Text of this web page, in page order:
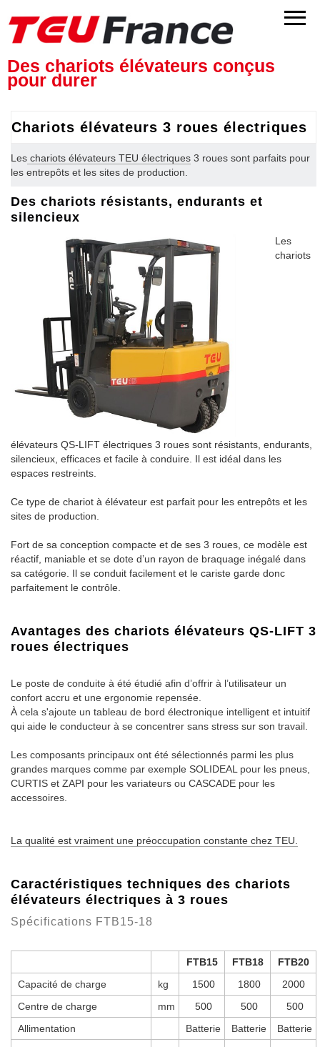
Des chariots élévateurs conçus
pour durer
Chariots élévateurs 3 roues électriques
Les chariots élévateurs TEU électriques 3 roues sont parfaits pour
les entrepôts et les sites de production.
Des chariots résistants, endurants et
silencieux
Les
chariots
élévateurs QS-LIFT électriques 3 roues sont résistants, endurants,
silencieux, efficaces et facile à conduire. Il est idéal dans les
espaces restreints.
Ce type de chariot à élévateur est parfait pour les entrepôts et les
sites de production.
Fort de sa conception compacte et de ses 3 roues, ce modèle est
réactif, maniable et se dote d’un rayon de braquage inégalé dans
sa catégorie. Il se conduit facilement et le cariste garde donc
parfaitement le contrôle.
Avantages des chariots élévateurs QS-LIFT 3
roues électriques
Le poste de conduite à été étudié afin d’offrir à l’utilisateur un
confort accru et une ergonomie repensée.
À cela s'ajoute un tableau de bord électronique intelligent et intuitif
qui aide le conducteur à se concentrer sans stress sur son travail.
Les composants principaux ont été sélectionnés parmi les plus
grandes marques comme par exemple SOLIDEAL pour les pneus,
CURTIS et ZAPI pour les variateurs ou CASCADE pour les
accessoires.
La qualité est vraiment une préoccupation constante chez TEU.
Caractéristiques techniques des chariots
élévateurs électriques à 3 roues
Spécifications FTB15-18
FTB15 FTB18 FTB20
Capacité de charge
kg 1500 1800
2000
Centre de charge
mm 500 500
500
Allimentation
Batterie Batterie
Batterie